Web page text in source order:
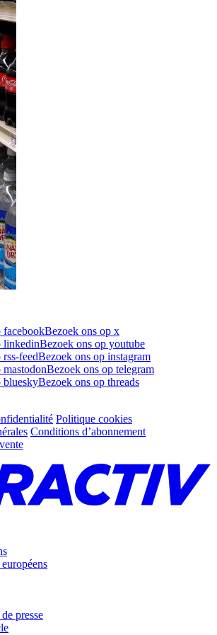
facebookBezoek ons op x
linkedinBezoek ons op youtube
feedBezoek ons op instagram
Bezoek ons op telegram
blueskyBezoek ons op threads
Politique cookies
Conditions d’abonnement
presse